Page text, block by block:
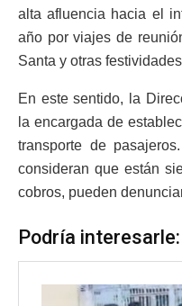
alta afluencia hacia el
año por viajes de
Santa y otras
En este sentido, la
la encargada de
transporte de
consideran que están
cobros, pueden
Podría interesarle: